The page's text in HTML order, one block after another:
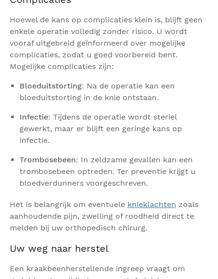
Hoewel de kans op complicaties klein is, blijft geen
enkele operatie volledig zonder risico. U wordt
vooraf uitgebreid geïnformeerd over mogelijke
complicaties, zodat u goed voorbereid bent.
Mogelijke complicaties zijn:
Bloeduitstorting: Na de operatie kan een
bloeduitstorting in de knie ontstaan.
Infectie: Tijdens de operatie wordt steriel
gewerkt, maar er blijft een geringe kans op
infectie.
Trombosebeen: In zeldzame gevallen kan een
trombosebeen optreden. Ter preventie krijgt u
bloedverdunners voorgeschreven.
Het is belangrijk om eventuele knieklachten zoals
aanhoudende pijn, zwelling of roodheid direct te
melden bij uw orthopedisch chirurg.
Uw weg naar herstel
Een kraakbeenherstellende ingreep vraagt om